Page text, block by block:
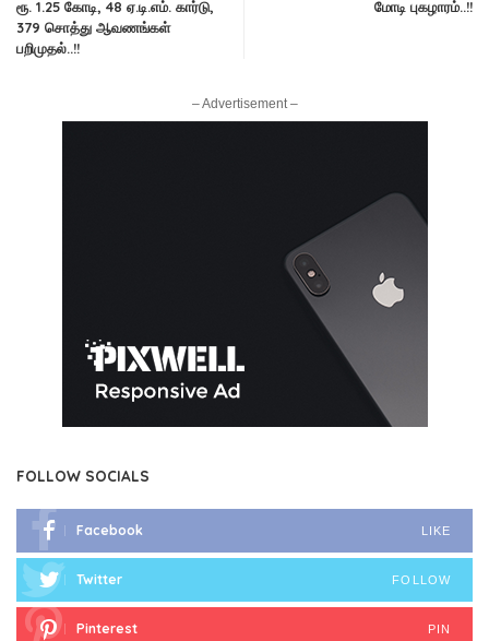
ரூ. 1.25 கோடி, 48 ஏ.டி.எம். கார்டு,
379 சொத்து ஆவணங்கள்
பறிமுதல்..!!
மோடி புகழாரம்..!!
– Advertisement –
FOLLOW SOCIALS
Facebook LIKE
Twitter FOLLOW
Pinterest PIN